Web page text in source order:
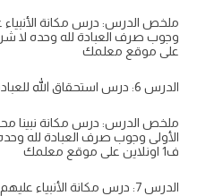
ملخص الدرس: درس مكانة الأنبياء
على موقع معلمك
الدرس 6: درس استحقاق الله للعبادة وحده لا شريك له مادة التوحيد الدراسات الاسلامية للصف الثاني المتوسط الفصل الدراسي الاول الوحدة الأولى وجوب صرف
ملخص الدرس: درس مكانة نبينا
الأولى وجوب صرف العبادة لله
ف1 اونلاين على موقع معلمك
الدرس 7: درس مكانة الأنبياء عليهم السلام والتحذير من الغلو فيهم مادة التوحيد الدراسات الاسلامية للصف الثاني المتوسط الفصل الدراسي الاول الوحدة